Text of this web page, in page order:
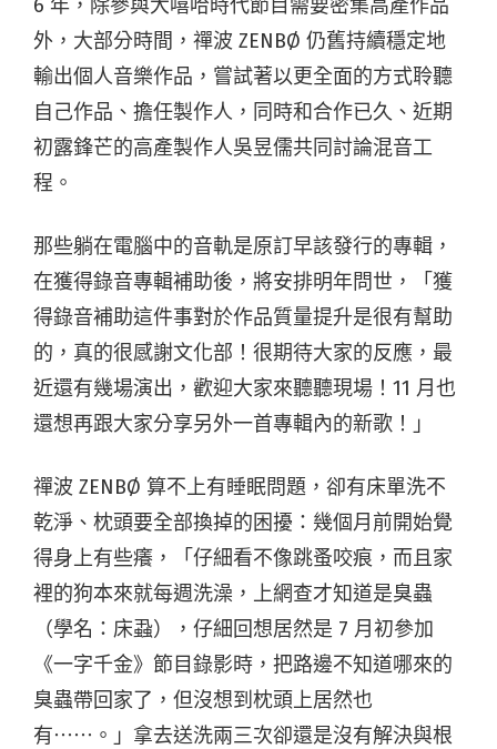
6 年，除參與大嘻哈時代節目需要密集高產作品
外，大部分時間，禪波 ZENBØ 仍舊持續穩定地
輸出個人音樂作品，嘗試著以更全面的方式聆聽
自己作品、擔任製作人，同時和合作已久、近期
初露鋒芒的高產製作人吳昱儒共同討論混音工
程。
那些躺在電腦中的音軌是原訂早該發行的專輯，
在獲得錄音專輯補助後，將安排明年問世，「獲
得錄音補助這件事對於作品質量提升是很有幫助
的，真的很感謝文化部！很期待大家的反應，最
近還有幾場演出，歡迎大家來聽聽現場！11 月也
還想再跟大家分享另外一首專輯內的新歌！」
禪波 ZENBØ 算不上有睡眠問題，卻有床單洗不
乾淨、枕頭要全部換掉的困擾：幾個月前開始覺
得身上有些癢，「仔細看不像跳蚤咬痕，而且家
裡的狗本來就每週洗澡，上網查才知道是臭蟲
（學名：床蝨），仔細回想居然是 7 月初參加
《一字千金》節目錄影時，把路邊不知道哪來的
臭蟲帶回家了，但沒想到枕頭上居然也
有⋯⋯。」拿去送洗兩三次卻還是沒有解決與根